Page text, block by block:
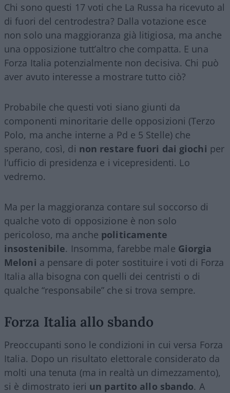
Chi sono questi 17 voti che La Russa ha ricevuto al
di fuori del centrodestra? Dalla votazione esce
non solo una maggioranza già litigiosa, ma anche
una opposizione tutt’altro che compatta. E una
Forza Italia potenzialmente non decisiva. Chi può
aver avuto interesse a mostrare tutto ciò?
Probabile che questi voti siano giunti da
componenti minoritarie delle opposizioni (Terzo
Polo, ma anche interne a Pd e 5 Stelle) che
sperano, così, di non restare fuori dai giochi per
l’ufficio di presidenza e i vicepresidenti. Lo
vedremo.
Ma per la maggioranza contare sul soccorso di
qualche voto di opposizione è non solo
pericoloso, ma anche politicamente
insostenibile. Insomma, farebbe male Giorgia
Meloni a pensare di poter sostituire i voti di Forza
Italia alla bisogna con quelli dei centristi o di
qualche “responsabile” che si trova sempre.
Forza Italia allo sbando
Preoccupanti sono le condizioni in cui versa Forza
Italia. Dopo un risultato elettorale considerato da
molti una tenuta (ma in realtà un dimezzamento),
si è dimostrato ieri un partito allo sbando. A